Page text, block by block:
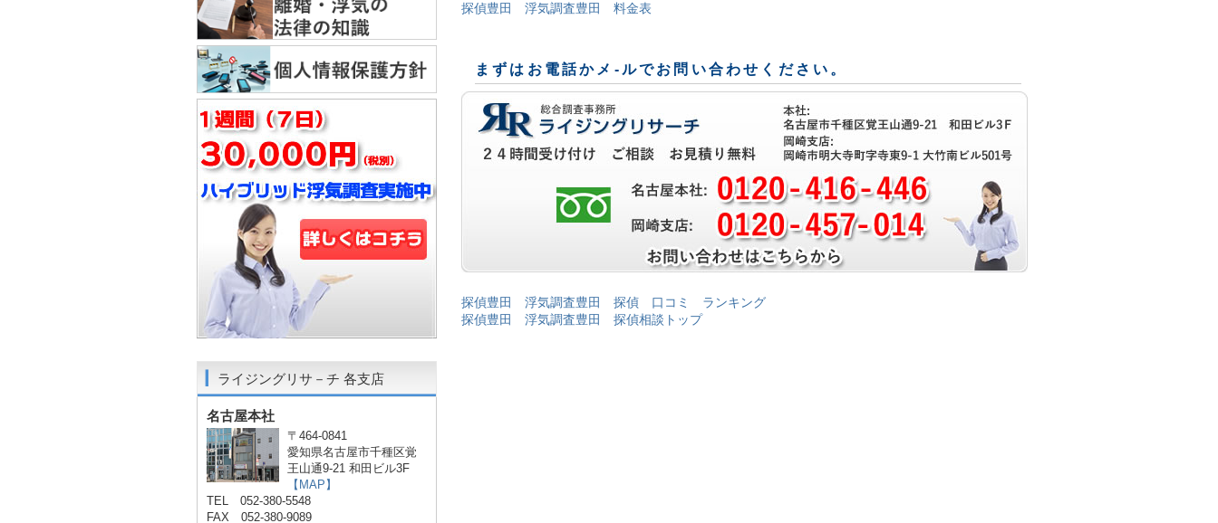
探偵豊田 浮気調査豊田 料金表
まずはお電話かメ-ルでお問い合わせください。
探偵豊田 浮気調査豊田 探偵 口コミ ランキング
探偵豊田 浮気調査豊田 探偵相談トップ
ライジングリサ－チ 各支店
名古屋本社
〒464-0841
愛知県名古屋市千種区覚
王山通9-21 和田ビル3F
【MAP】
TEL 052-380-5548
FAX 052-380-9089